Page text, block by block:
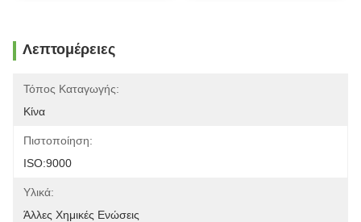
Λεπτομέρειες
Τόπος Καταγωγής:
Κίνα
Πιστοποίηση:
ISO:9000
Υλικά:
Άλλες Χημικές Ενώσεις